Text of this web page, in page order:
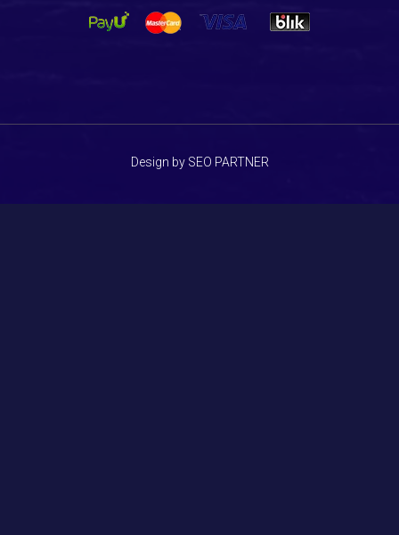
Design by SEO PARTNER